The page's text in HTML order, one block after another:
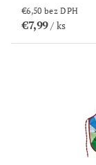
€6,50 bez DPH
€7,99/ ks